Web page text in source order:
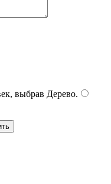
выбрав Дерево.